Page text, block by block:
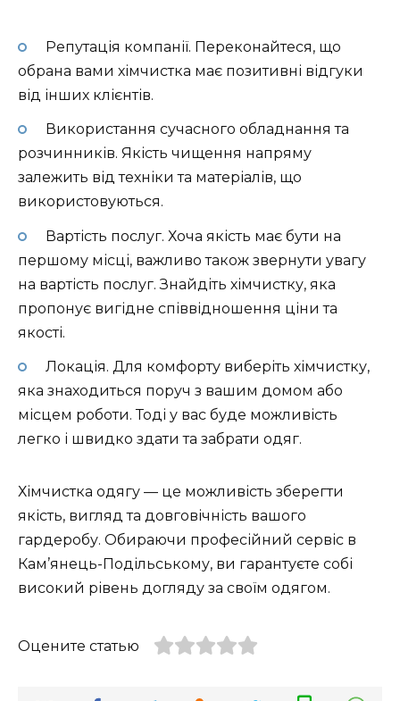
Репутація компанії. Переконайтеся, що
обрана вами хімчистка має позитивні відгуки
від інших клієнтів.
Використання сучасного обладнання та
розчинників. Якість чищення напряму
залежить від техніки та матеріалів, що
використовуються.
Вартість послуг. Хоча якість має бути на
першому місці, важливо також звернути увагу
на вартість послуг. Знайдіть хімчистку, яка
пропонує вигідне співвідношення ціни та
якості.
Локація. Для комфорту виберіть хімчистку,
яка знаходиться поруч з вашим домом або
місцем роботи. Тоді у вас буде можливість
легко і швидко здати та забрати одяг.
Хімчистка одягу — це можливість зберегти
якість, вигляд та довговічність вашого
гардеробу. Обираючи професійний сервіс в
Кам’янець-Подільському, ви гарантуєте собі
високий рівень догляду за своїм одягом.
Оцените статью